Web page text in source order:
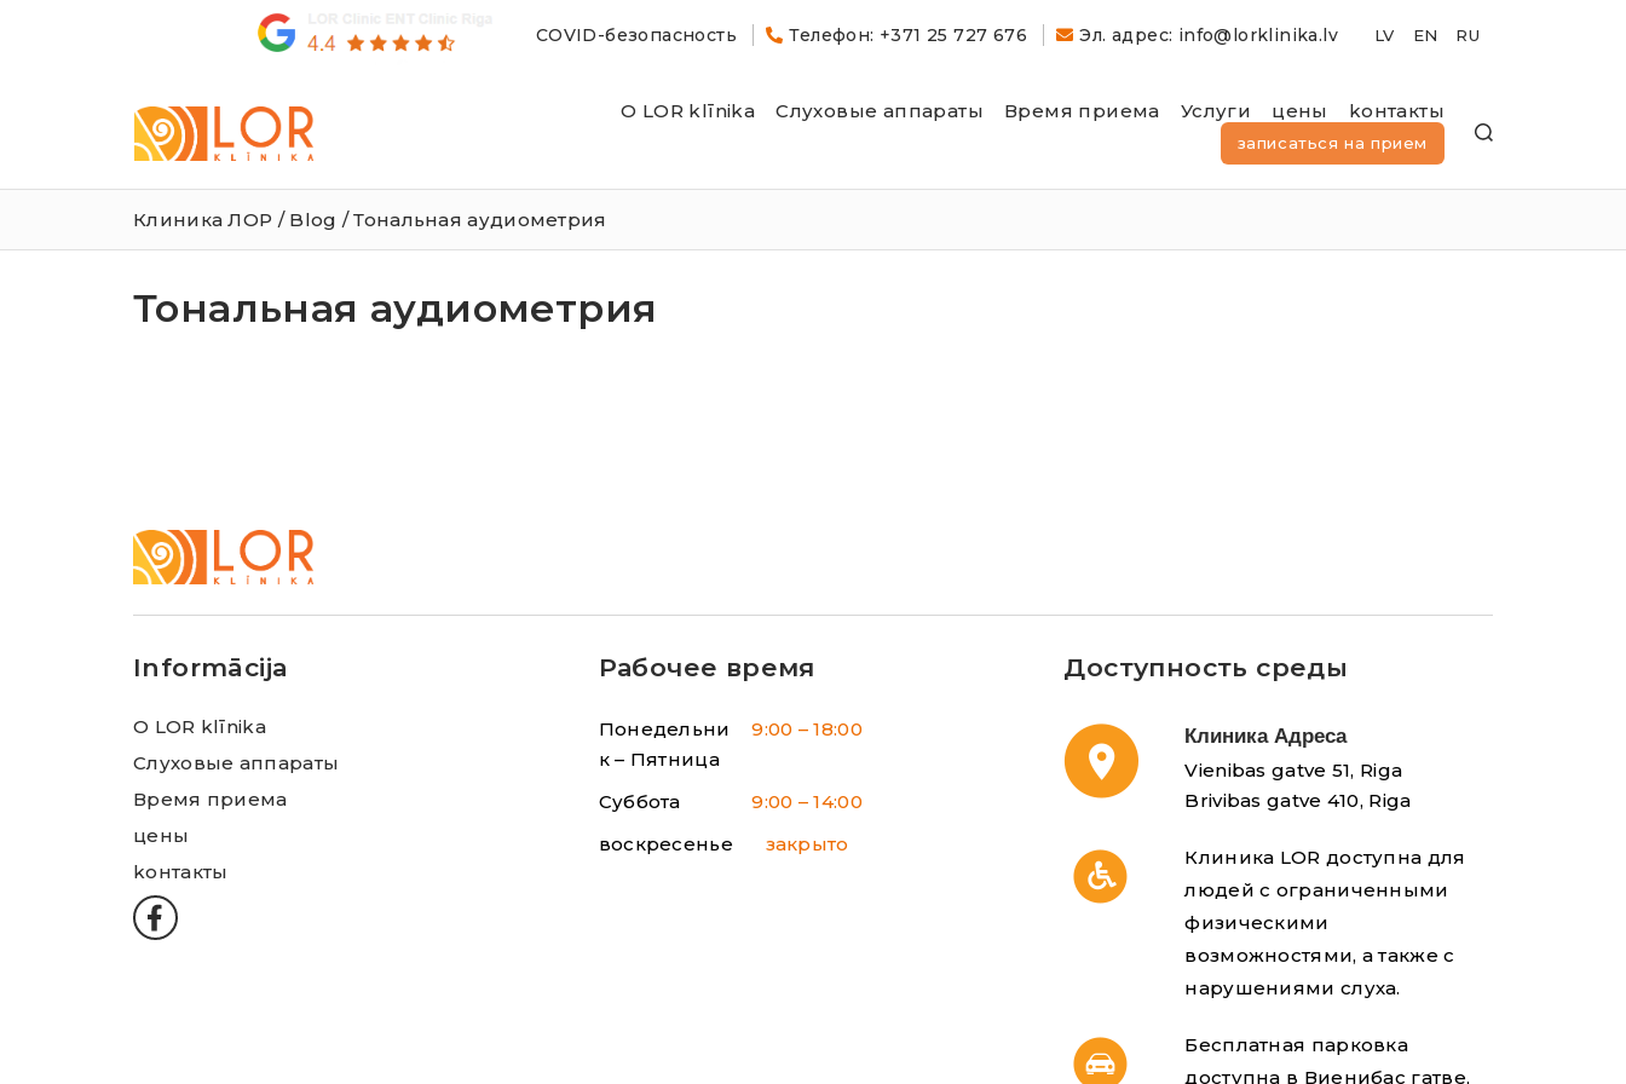
COVID-безопасность Телефон: +371 25 727 676 Эл. адрес: info@lorklinika.lv
Klīnika
О LOR klīnika Слуховые аппараты Время приема Услуги цены kонтакты
записаться на прием
Клиника ЛОР / Blog / Тональная аудиометрия
Тональная аудиометрия
Klīnika
Informācija
О LOR klīnika
Слуховые аппараты
Время приема
цены
kонтакты
Рабочее время
Понедельни
к – Пятница
9:00 – 18:00
Суббота
9:00 – 14:00
воскресенье
закрыто
Доступность среды
Клиника Адреса
Vienibas gatve 51, Riga
Brivibas gatve 410, Riga
Клиника LOR доступна для
людей с ограниченными
физическими
возможностями, а также с
нарушениями слуха.
Бесплатная парковка
доступна в Виенибас гатве,